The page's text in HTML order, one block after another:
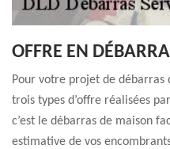
OFFRE EN
Pour votre projet de débarras
trois types d’offre réalisées
c’est le débarras de maison
estimative de vos